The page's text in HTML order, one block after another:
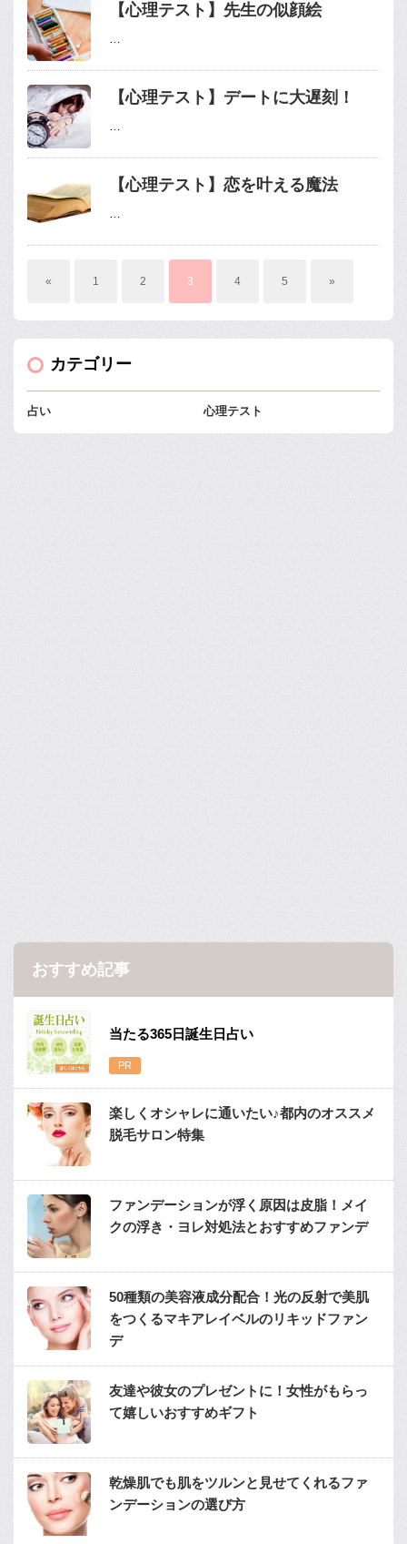
【心理テスト】先生の似顔絵
…
【心理テスト】デートに大遅刻！
…
【心理テスト】恋を叶える魔法
…
« 1 2 3 4 5 »
カテゴリー
占い 心理テスト
おすすめ記事
当たる365日誕生日占い
楽しくオシャレに通いたい♪都内のオススメ
脱毛サロン特集
ファンデーションが浮く原因は皮脂！メイ
クの浮き・ヨレ対処法とおすすめファンデ
50種類の美容液成分配合！光の反射で美肌
をつくるマキアレイベルのリキッドファン
デ
友達や彼女のプレゼントに！女性がもらっ
て嬉しいおすすめギフト
乾燥肌でも肌をツルンと見せてくれるファ
ンデーションの選び方